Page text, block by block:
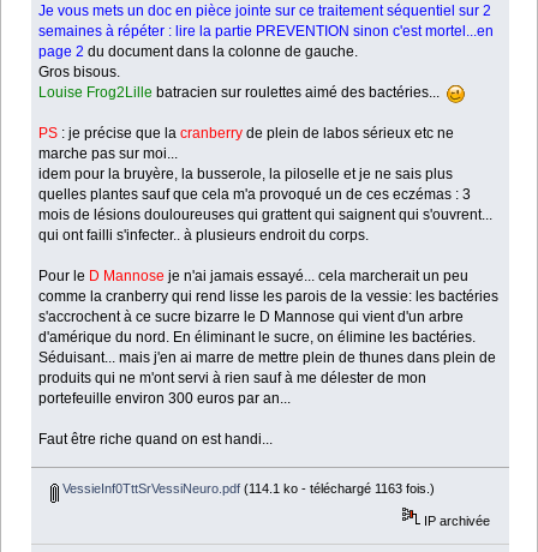
Je vous mets un doc en pièce jointe sur ce traitement séquentiel sur 2
semaines à répéter : lire la partie PREVENTION sinon c'est mortel...en
page 2 du document dans la colonne de gauche.
Gros bisous.
Louise Frog2Lillebatracien sur roulettes aimé des bactéries...
PS : je précise que lacranberry de plein de labos sérieux etc ne
marche pas sur moi...
idem pour la bruyère, la busserole, la piloselle et je ne sais plus
quelles plantes sauf que cela m'a provoqué un de ces eczémas : 3
mois de lésions douloureuses qui grattent qui saignent qui s'ouvrent...
qui ont failli s'infecter.. à plusieurs endroit du corps.
Pour le D Mannose je n'ai jamais essayé... cela marcherait un peu
comme la cranberry qui rend lisse les parois de la vessie: les bactéries
s'accrochent à ce sucre bizarre le D Mannose qui vient d'un arbre
d'amérique du nord. En éliminant le sucre, on élimine les bactéries.
Séduisant... mais j'en ai marre de mettre plein de thunes dans plein de
produits qui ne m'ont servi à rien sauf à me délester de mon
portefeuille environ 300 euros par an...
Faut être riche quand on est handi...
VessieInf0TttSrVessiNeuro.pdf(114.1 ko - téléchargé 1163 fois.)
IP archivée